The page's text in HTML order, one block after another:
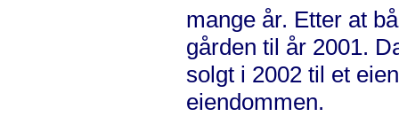
mange år. Etter at
gården til år 2001.
solgt i 2002 til et
eiendommen.